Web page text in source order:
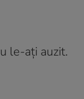
le-ați auzit.